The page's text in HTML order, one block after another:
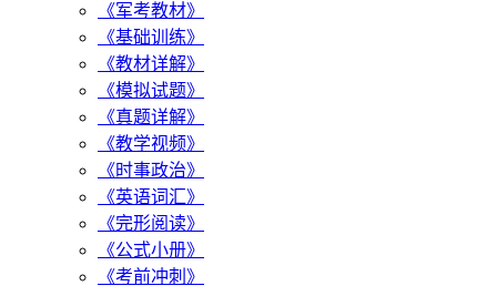
《军考教材》
《基础训练》
《教材详解》
《模拟试题》
《真题详解》
《教学视频》
《时事政治》
《英语词汇》
《完形阅读》
《公式小册》
《考前冲刺》